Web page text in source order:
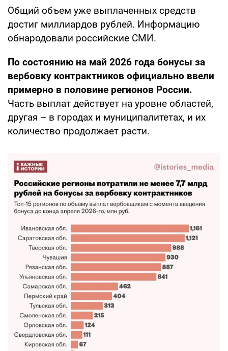
Общий объем уже выплаченных средств
достиг миллиардов рублей. Информацию
обнародовали российские СМИ.
По состоянию на май 2026 года бонусы за
вербовку контрактников официально ввели
примерно в половине регионов России.
Часть выплат действует на уровне областей,
другая – в городах и муниципалитетах, и их
количество продолжает расти.